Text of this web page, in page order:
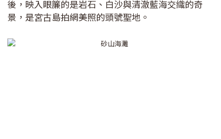
後，映入眼簾的是岩石、白沙與清澈藍海交織的奇
景，是宮古島拍網美照的頭號聖地。